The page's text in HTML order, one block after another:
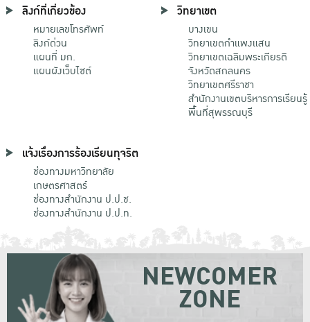
ลิงก์ที่เกี่ยวข้อง
หมายเลขโทรศัพท์
ลิงก์ด่วน
แผนที่ มก.
แผนผังเว็บไซต์
วิทยาเขต
บางเขน
วิทยาเขตกําแพงแสน
วิทยาเขตเฉลิมพระเกียรติ
จังหวัดสกลนคร
วิทยาเขตศรีราชา
สำนักงานเขตบริหารการเรียนรู้
พื้นที่สุพรรณบุรี
แจ้งเรื่องการร้องเรียนทุจริต
ช่องทางมหาวิทยาลัย
เกษตรศาสตร์
ช่องทางสำนักงาน ป.ป.ช.
ช่องทางสำนักงาน ป.ป.ท.
NEWCOMER
ZONE